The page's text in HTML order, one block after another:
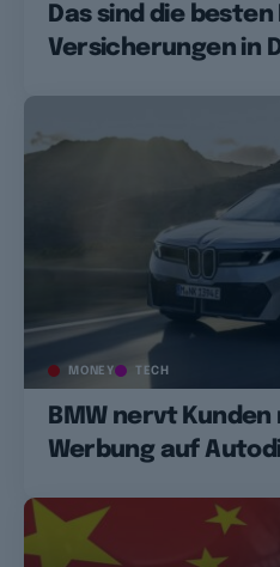
Das sind die besten
Versicherungen in
MONEY TECH
BMW nervt
Werbung auf